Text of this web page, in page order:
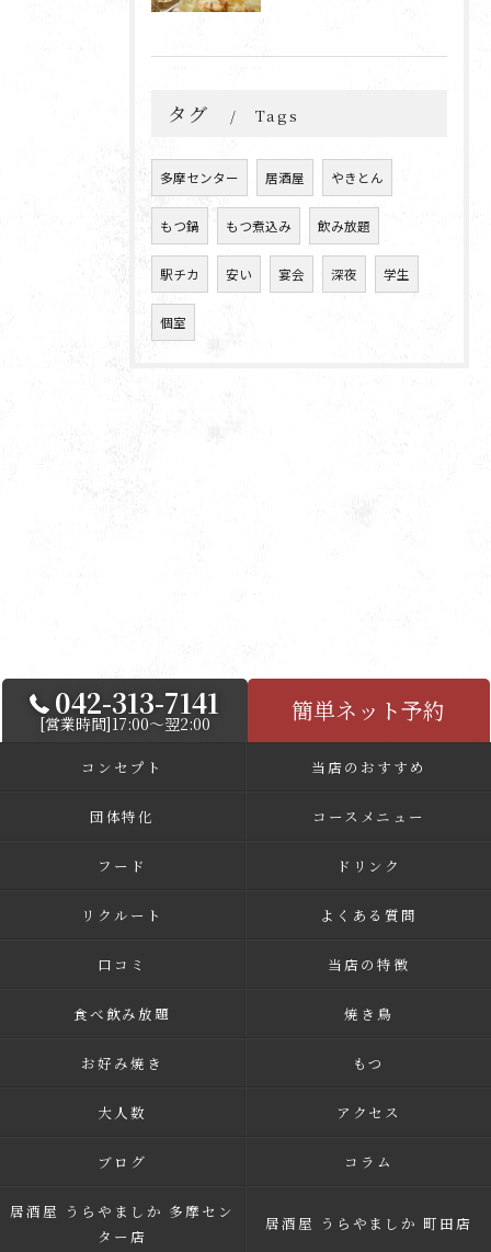
タグ Tags
多摩センター 居酒屋 やきとん
もつ鍋 もつ煮込み 飲み放題
駅チカ 安い 宴会 深夜 学生
個室
042-313-7141
[営業時間]17:00～翌2:00 簡単ネット予約
コンセプト 当店のおすすめ
団体特化 コースメニュー
フード ドリンク
リクルート よくある質問
口コミ 当店の特徴
食べ飲み放題 焼き鳥
お好み焼き もつ
大人数 アクセス
ブログ コラム
居酒屋 うらやましか 多摩セン
ター店
居酒屋 うらやましか 町田店